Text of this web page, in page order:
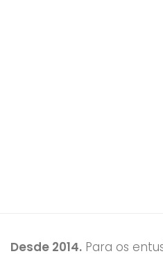
Desde 2014. Para os